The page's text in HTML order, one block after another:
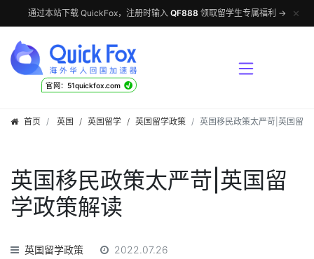
通过本站下载 QuickFox，注册时输入 QF888 领取留学生专属福利 → ✕
官网：51quickfox.com √
首页 英国 / 英国留学 / 英国留学政策 英国移民政策太严苛|英国留
英国移民政策太严苛|英国留
学政策解读
英国留学政策 2022.07.26